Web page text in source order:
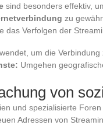
sind besonders effektiv,
zu
das Verfolgen der
um die
Umgehen
von
und spezialisierte
Adressen von